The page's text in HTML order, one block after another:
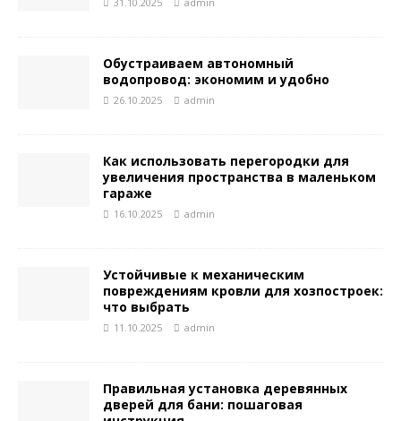
Обустраиваем автономный
водопровод: экономим и удобно
26.10.2025 admin
Как использовать перегородки для
увеличения пространства в маленьком
гараже
16.10.2025 admin
Устойчивые к механическим
повреждениям кровли для хозпостроек:
что выбрать
11.10.2025 admin
Правильная установка деревянных
дверей для бани: пошаговая